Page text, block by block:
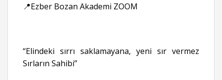
📍Ezber Bozan Akademi ZOOM
“Elindeki sırrı saklamayana, yeni sır vermez
Sırların Sahibi”